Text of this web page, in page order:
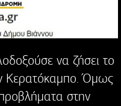
να ζήσει το
Κερατόκαμπο. Όμως
στην